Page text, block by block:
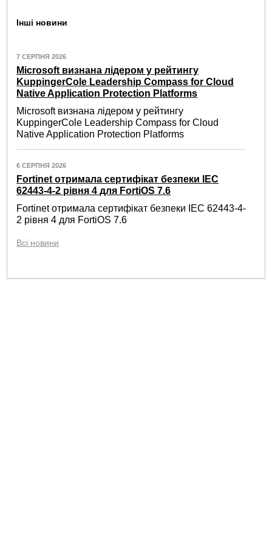
Інші новини
7 СЕРПНЯ 2026
Microsoft визнана лідером у рейтингу
KuppingerCole Leadership Compass for Cloud
Native Application Protection Platforms
Microsoft визнана лідером у рейтингу
KuppingerCole Leadership Compass for Cloud
Native Application Protection Platforms
6 СЕРПНЯ 2026
Fortinet отримала сертифікат безпеки IEC
62443-4-2 рівня 4 для FortiOS 7.6
Fortinet отримала сертифікат безпеки IEC 62443-4-
2 рівня 4 для FortiOS 7.6
Всі новини